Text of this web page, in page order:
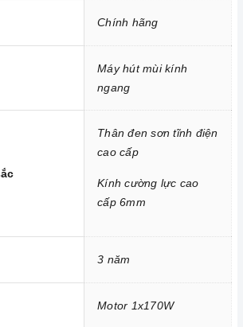
thể hoàn toàn yên tâm về độ an toàn
mm, máy có thể kết hợp với rất
hầu hết các bếp đều có kích thước tương
với những không gian rộng rãi sẽ tăng
cho gian bếp của bạn.
Chính hãng
Máy hút mùi kính
ngang
Thân đen sơn tĩnh điện
cao cấp
Kính cường lực cao
cấp 6mm
3 năm
Motor 1x170W